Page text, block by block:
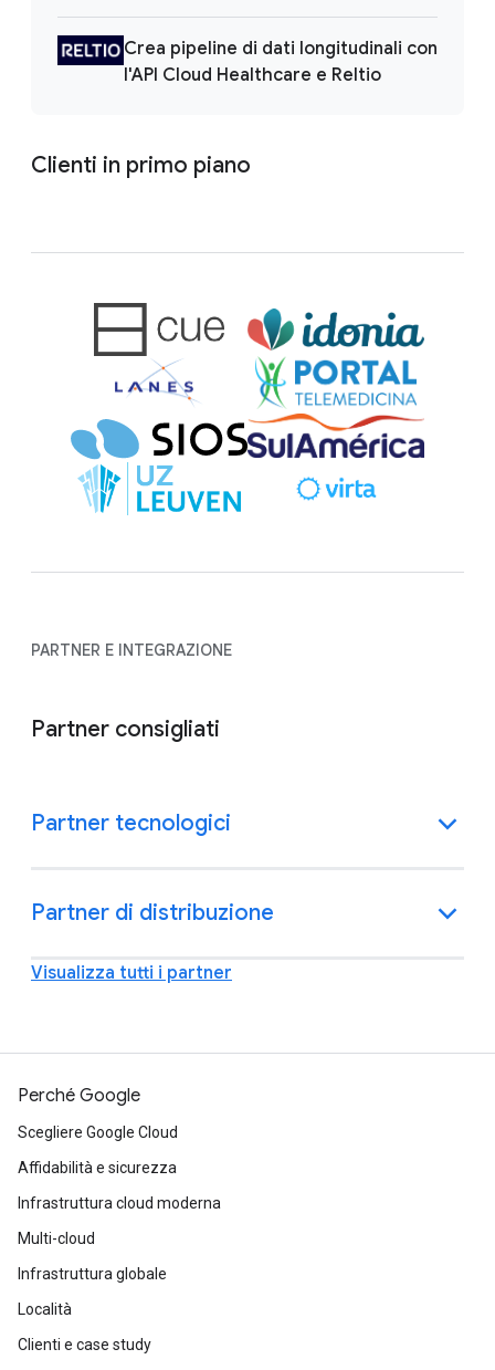
Crea pipeline di dati longitudinali con
l'API Cloud Healthcare e Reltio
Clienti in primo piano
PARTNER E INTEGRAZIONE
Partner consigliati
Partner tecnologici
Partner di distribuzione
Visualizza tutti i partner
Perché Google
Scegliere Google Cloud
Affidabilità e sicurezza
Infrastruttura cloud moderna
Multi-cloud
Infrastruttura globale
Località
Clienti e case study